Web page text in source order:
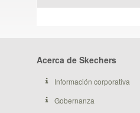
Acerca de Skechers
Información corporativa
Gobernanza